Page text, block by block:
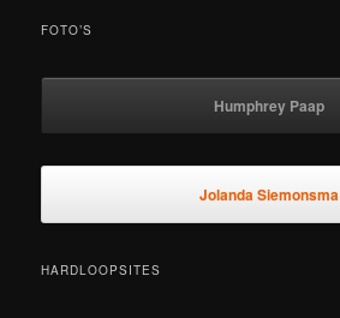
FOTO’S
Humphrey Paap
Jolanda Siemonsma
HARDLOOPSITES